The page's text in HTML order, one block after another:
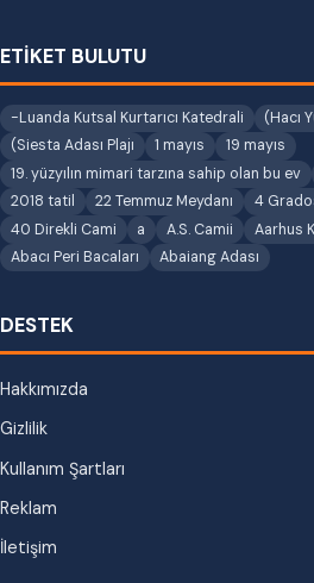
ETİKET BULUTU
-Luanda Kutsal Kurtarıcı Katedrali
(Hacı
(Siesta Adası Plajı
1 mayıs
19 mayıs
19. yüzyılın mimari tarzına sahip olan bu ev
2018 tatil
22 Temmuz Meydanı
4
40 Direkli Cami
a A.S. Camii
Aarhus
Abacı Peri Bacaları
Abaiang Adası
DESTEK
Hakkımızda
Gizlilik
Kullanım Şartları
Reklam
İletişim